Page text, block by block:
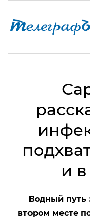
и
Водный путь
втором месте